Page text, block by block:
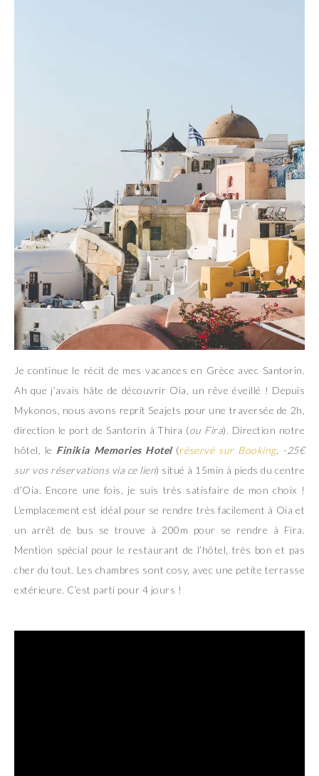
Je continue le récit de mes vacances en Grèce avec Santorin.
Ah que j’avais hâte de découvrir Oia, un rêve éveillé ! Depuis
Mykonos, nous avons reprit Seajets pour une traversée de 2h,
direction le port de Santorin à Thira (ou Fira). Direction notre
hôtel, le Finikia Memories Hotel(réservé sur Booking, -25€
sur vos réservations via ce lien) situé à 15min à pieds du centre
d’Oia. Encore une fois, je suis très satisfaire de mon choix !
L’emplacement est idéal pour se rendre très facilement à Oia et
un arrêt de bus se trouve à 200m pour se rendre à Fira.
Mention spécial pour le restaurant de l’hôtel, très bon et pas
cher du tout. Les chambres sont cosy, avec une petite terrasse
extérieure. C’est parti pour 4 jours !